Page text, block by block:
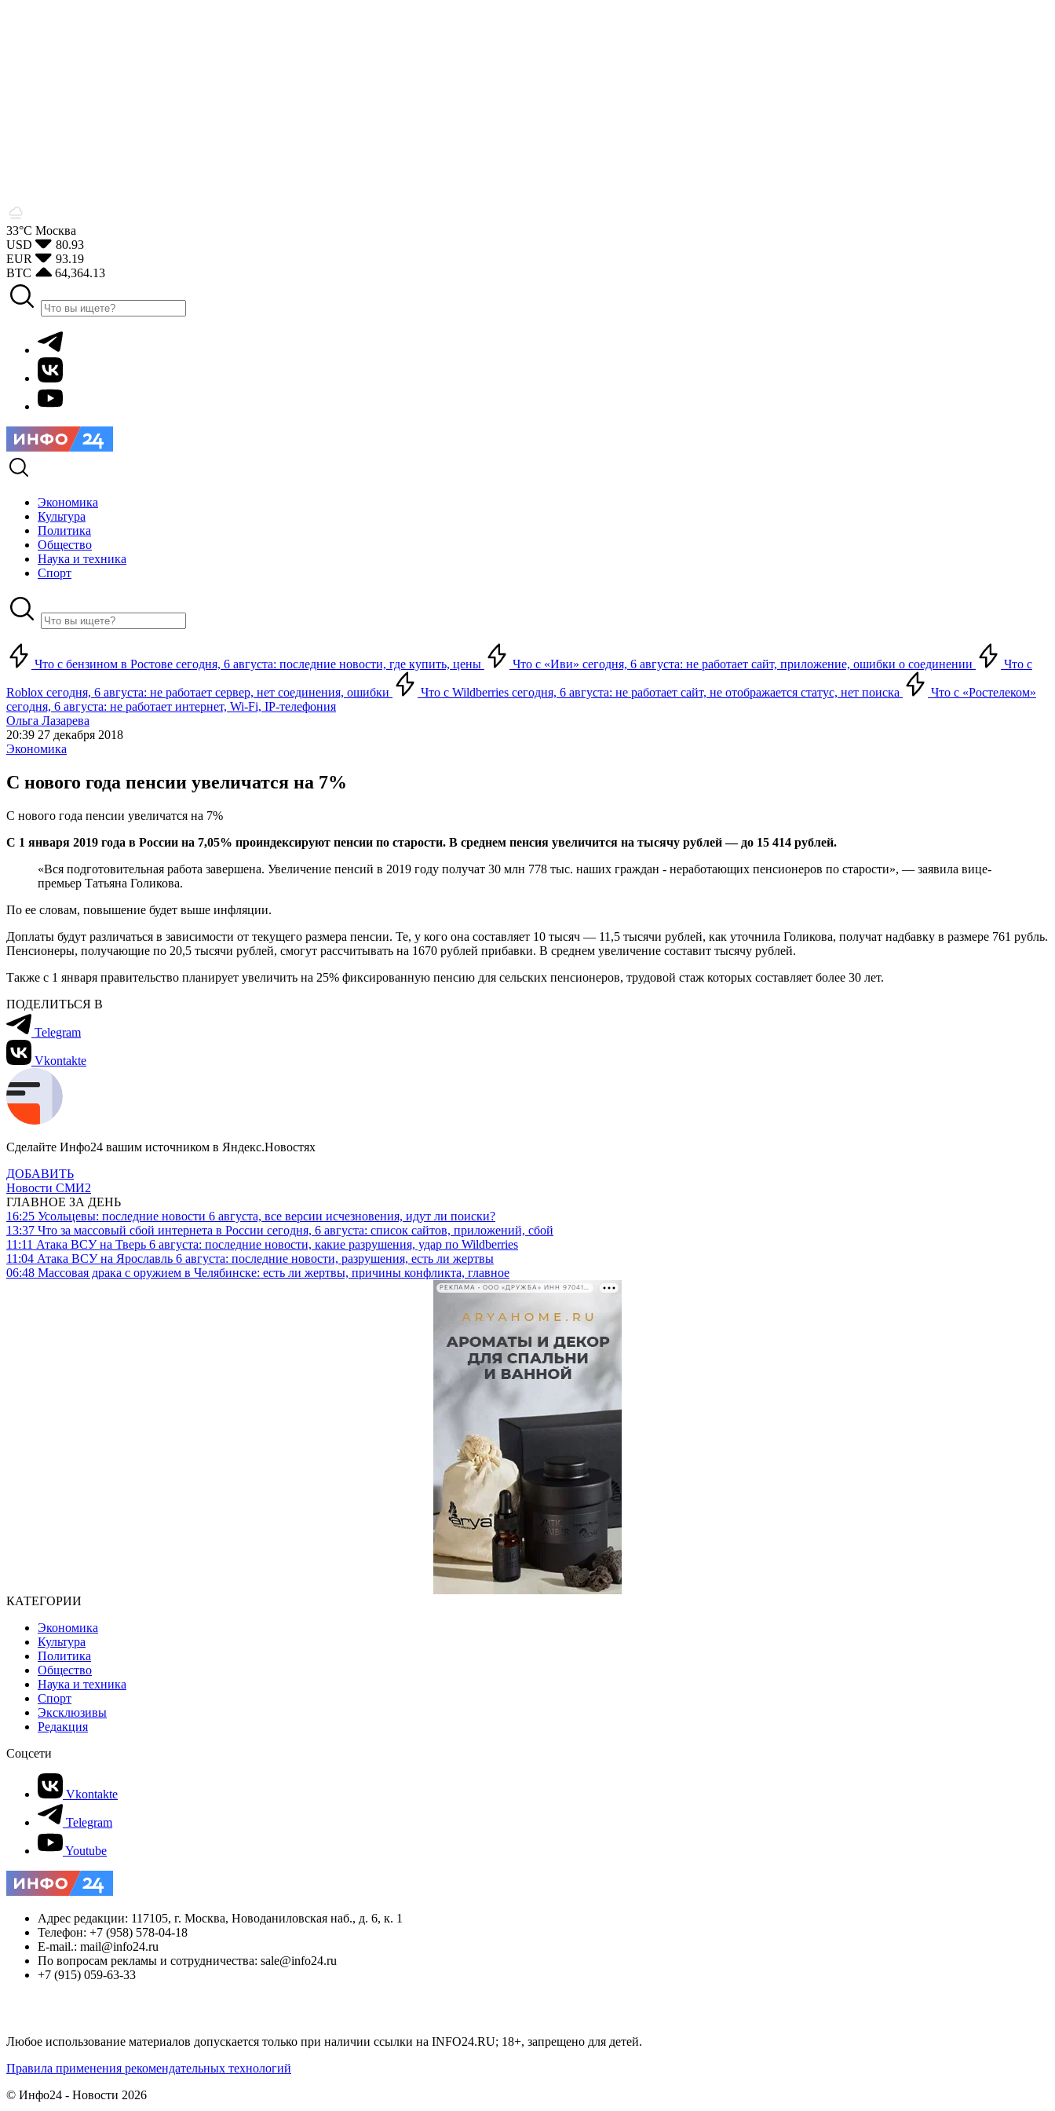
33°С Москва
USD
80.93
EUR
93.19
BTC
64,364.13
Экономика
Культура
Политика
Общество
Наука и техника
Спорт
Что с бензином в Ростове сегодня, 6 августа: последние новости, где купить, цены Что с «Иви» сегодня, 6 августа: не работает сайт, приложение, ошибки о соединении Что с
Roblox сегодня, 6 августа: не работает сервер, нет соединения, ошибки Что с Wildberries сегодня, 6 августа: не работает сайт, не отображается статус, нет поиска
Что с «Ростелеком»
сегодня, 6 августа: не работает интернет, Wi-Fi, IP-телефония
Ольга Лазарева
20:39 27 декабря 2018
Экономика
С нового года пенсии увеличатся на 7%
С нового года пенсии увеличатся на 7%
С 1 января 2019 года в России на 7,05% проиндексируют пенсии по старости. В среднем пенсия увеличится на тысячу рублей — до 15 414 рублей.
«Вся подготовительная работа завершена. Увеличение пенсий в 2019 году получат 30 млн 778 тыс. наших граждан - неработающих пенсионеров по старости», — заявила вице-
премьер Татьяна Голикова.
По ее словам, повышение будет выше инфляции.
Доплаты будут различаться в зависимости от текущего размера пенсии. Те, у кого она составляет 10 тысяч — 11,5 тысячи рублей, как уточнила Голикова, получат надбавку в размере 761 рубль.
Пенсионеры, получающие по 20,5 тысячи рублей, смогут рассчитывать на 1670 рублей прибавки. В среднем увеличение составит тысячу рублей.
Также с 1 января правительство планирует увеличить на 25% фиксированную пенсию для сельских пенсионеров, трудовой стаж которых составляет более 30 лет.
ПОДЕЛИТЬСЯ В
Telegram
Vkontakte
Сделайте Инфо24 вашим источником в Яндекс.Новостях
ДОБАВИТЬ
Новости СМИ2
ГЛАВНОЕ ЗА ДЕНЬ
16:25 Усольцевы: последние новости 6 августа, все версии исчезновения, идут ли поиски?
13:37 Что за массовый сбой интернета в России сегодня, 6 августа: список сайтов, приложений, сбой
11:11 Атака ВСУ на Тверь 6 августа: последние новости, какие разрушения, удар по Wildberries
11:04 Атака ВСУ на Ярославль 6 августа: последние новости, разрушения, есть ли жертвы
06:48 Массовая драка с оружием в Челябинске: есть ли жертвы, причины конфликта, главное
РЕКЛАМА • ООО «ДРУЖБА» ИНН 9704146411
КАТЕГОРИИ
Экономика
Культура
Политика
Общество
Наука и техника
Спорт
Эксклюзивы
Редакция
Соцсети
Vkontakte
Telegram
Youtube
Адрес редакции: 117105, г. Москва, Новоданиловская наб., д. 6, к. 1
Телефон: +7 (958) 578-04-18
E-mail.: mail@info24.ru
По вопросам рекламы и сотрудничества: sale@info24.ru
+7 (915) 059-63-33
Любое использование материалов допускается только при наличии ссылки на INFO24.RU; 18+, запрещено для детей.
Правила применения рекомендательных технологий
© Инфо24 - Новости 2026